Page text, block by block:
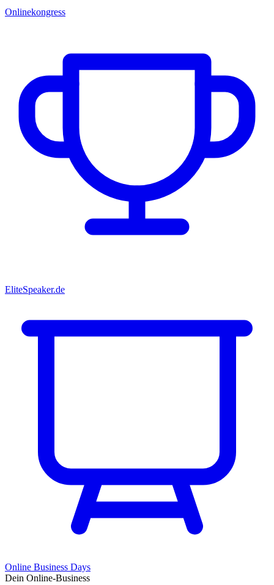
Onlinekongress
EliteSpeaker.de
Online Business Days
Dein Online-Business